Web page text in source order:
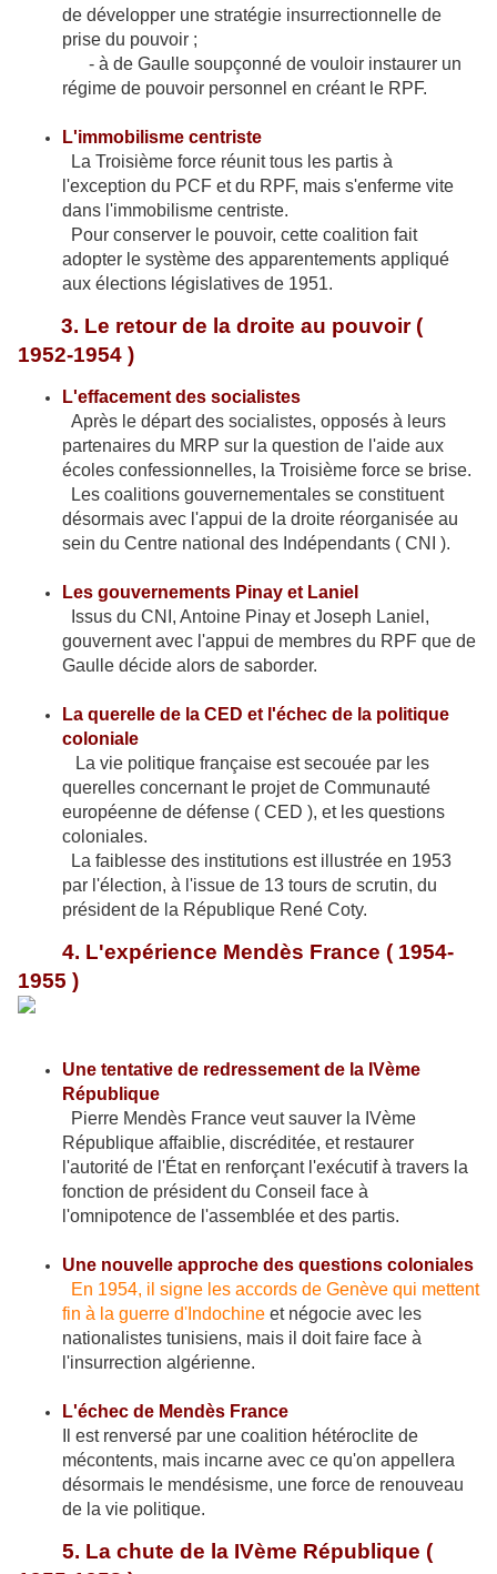
de développer une stratégie insurrectionnelle de
prise du pouvoir ;
- à de Gaulle soupçonné de vouloir instaurer un
régime de pouvoir personnel en créant le RPF.
L'immobilisme centriste
La Troisième force réunit tous les partis à
l'exception du PCF et du RPF, mais s'enferme vite
dans l'immobilisme centriste.
Pour conserver le pouvoir, cette coalition fait
adopter le système des apparentements appliqué
aux élections législatives de 1951.
3. Le retour de la droite au pouvoir (
1952-1954 )
L'effacement des socialistes
Après le départ des socialistes, opposés à leurs
partenaires du MRP sur la question de l'aide aux
écoles confessionnelles, la Troisième force se brise.
Les coalitions gouvernementales se constituent
désormais avec l'appui de la droite réorganisée au
sein du Centre national des Indépendants ( CNI ).
Les gouvernements Pinay et Laniel
Issus du CNI, Antoine Pinay et Joseph Laniel,
gouvernent avec l'appui de membres du RPF que de
Gaulle décide alors de saborder.
La querelle de la CED et l'échec de la politique
coloniale
La vie politique française est secouée par les
querelles concernant le projet de Communauté
européenne de défense ( CED ), et les questions
coloniales.
La faiblesse des institutions est illustrée en 1953
par l'élection, à l'issue de 13 tours de scrutin, du
président de la République René Coty.
4. L'expérience Mendès France ( 1954-
1955 )
Une tentative de redressement de la IVème
République
Pierre Mendès France veut sauver la IVème
République affaiblie, discréditée, et restaurer
l'autorité de l'État en renforçant l'exécutif à travers la
fonction de président du Conseil face à
l'omnipotence de l'assemblée et des partis.
Une nouvelle approche des questions coloniales
En 1954, il signe les accords de Genève qui mettent
fin à la guerre d'Indochine et négocie avec les
nationalistes tunisiens, mais il doit faire face à
l'insurrection algérienne.
L'échec de Mendès France
Il est renversé par une coalition hétéroclite de
mécontents, mais incarne avec ce qu'on appellera
désormais le mendésisme, une force de renouveau
de la vie politique.
5. La chute de la IVème République (